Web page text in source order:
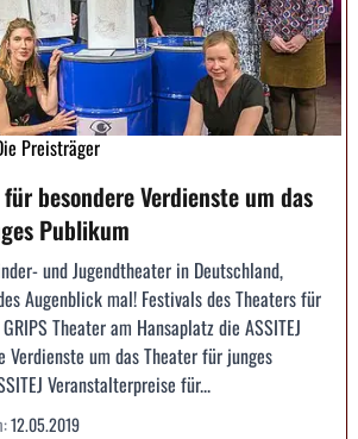
Preisträger
für besondere Verdienste um das
Publikum
und Jugendtheater in Deutschland,
Augenblick mal! Festivals des Theaters für
Theater am Hansaplatz die ASSITEJ
Verdienste um das Theater für junges
Veranstalterpreise für...
12.05.2019